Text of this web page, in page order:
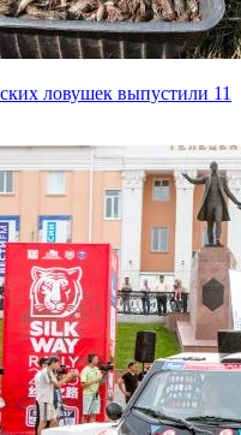
ловушек выпустили 11